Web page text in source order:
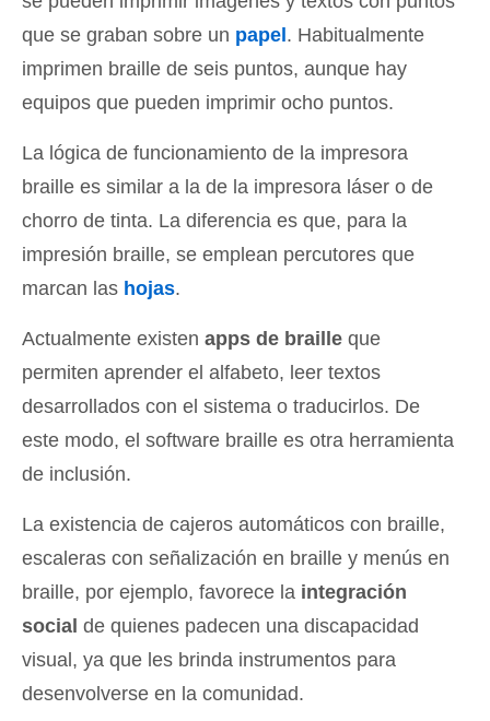
que se graban sobre un papel. Habitualmente
imprimen braille de seis puntos, aunque hay
equipos que pueden imprimir ocho puntos.
La lógica de funcionamiento de la impresora
braille es similar a la de la impresora láser o de
chorro de tinta. La diferencia es que, para la
impresión braille, se emplean percutores que
marcan las hojas.
Actualmente existen apps de braille que
permiten aprender el alfabeto, leer textos
desarrollados con el sistema o traducirlos. De
este modo, el software braille es otra herramienta
de inclusión.
La existencia de cajeros automáticos con braille,
escaleras con señalización en braille y menús en
braille, por ejemplo, favorece la integración
social de quienes padecen una discapacidad
visual, ya que les brinda instrumentos para
desenvolverse en la comunidad.